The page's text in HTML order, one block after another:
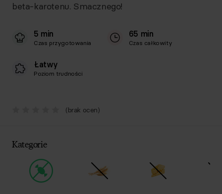
beta-karotenu. Smacznego!
5 min
Czas przygotowania
65 min
Czas całkowity
Łatwy
Poziom trudności
(brak ocen)
Kategorie